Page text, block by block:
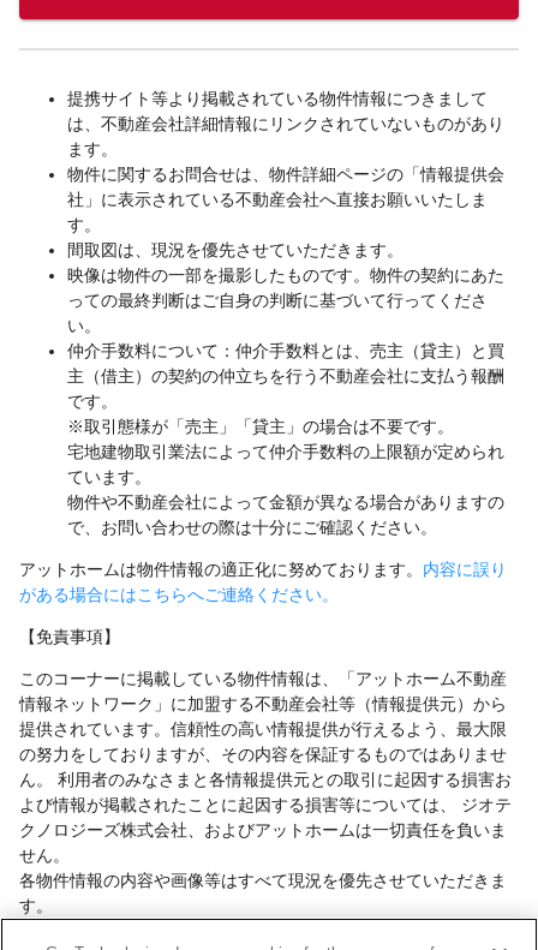
提携サイト等より掲載されている物件情報につきまして
は、不動産会社詳細情報にリンクされていないものがあり
ます。
物件に関するお問合せは、物件詳細ページの「情報提供会
社」に表示されている不動産会社へ直接お願いいたしま
す。
間取図は、現況を優先させていただきます。
映像は物件の一部を撮影したものです。物件の契約にあた
っての最終判断はご自身の判断に基づいて行ってくださ
い。
仲介手数料について：仲介手数料とは、売主（貸主）と買
主（借主）の契約の仲立ちを行う不動産会社に支払う報酬
です。
※取引態様が「売主」「貸主」の場合は不要です。
宅地建物取引業法によって仲介手数料の上限額が定められ
ています。
物件や不動産会社によって金額が異なる場合がありますの
で、お問い合わせの際は十分にご確認ください。
アットホームは物件情報の適正化に努めております。 内容に誤り
がある場合にはこちらへご連絡ください。
【免責事項】
このコーナーに掲載している物件情報は、「アットホーム不動産
情報ネットワーク」に加盟する不動産会社等（情報提供元）から
提供されています。信頼性の高い情報提供が行えるよう、最大限
の努力をしておりますが、その内容を保証するものではありませ
ん。 利用者のみなさまと各情報提供元との取引に起因する損害お
よび情報が掲載されたことに起因する損害等については、 ジオテ
クノロジーズ株式会社、およびアットホームは一切責任を負いま
せん。
各物件情報の内容や画像等はすべて現況を優先させていただきま
す。